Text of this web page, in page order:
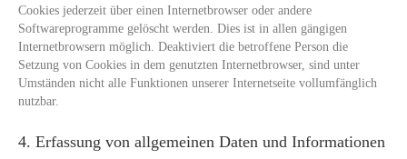
Cookies jederzeit über einen Internetbrowser oder andere
Softwareprogramme gelöscht werden. Dies ist in allen gängigen
Internetbrowsern möglich. Deaktiviert die betroffene Person die
Setzung von Cookies in dem genutzten Internetbrowser, sind unter
Umständen nicht alle Funktionen unserer Internetseite vollumfänglich
nutzbar.
4. Erfassung von allgemeinen Daten und Informationen